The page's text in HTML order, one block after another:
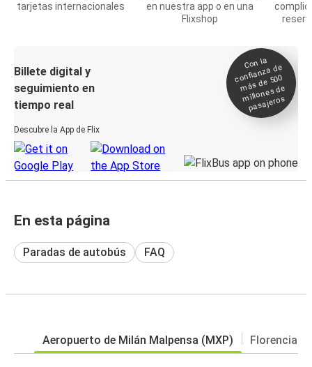
tarjetas internacionales
en nuestra app o en una
Flixshop
Billete digital y
seguimiento en
tiempo real
Descubre la App de Flix
Con la
confianza de
más de 500
millones de
pasajeros
En esta página
Paradas de autobús FAQ
Aeropuerto de Milán Malpensa (MXP) Florencia